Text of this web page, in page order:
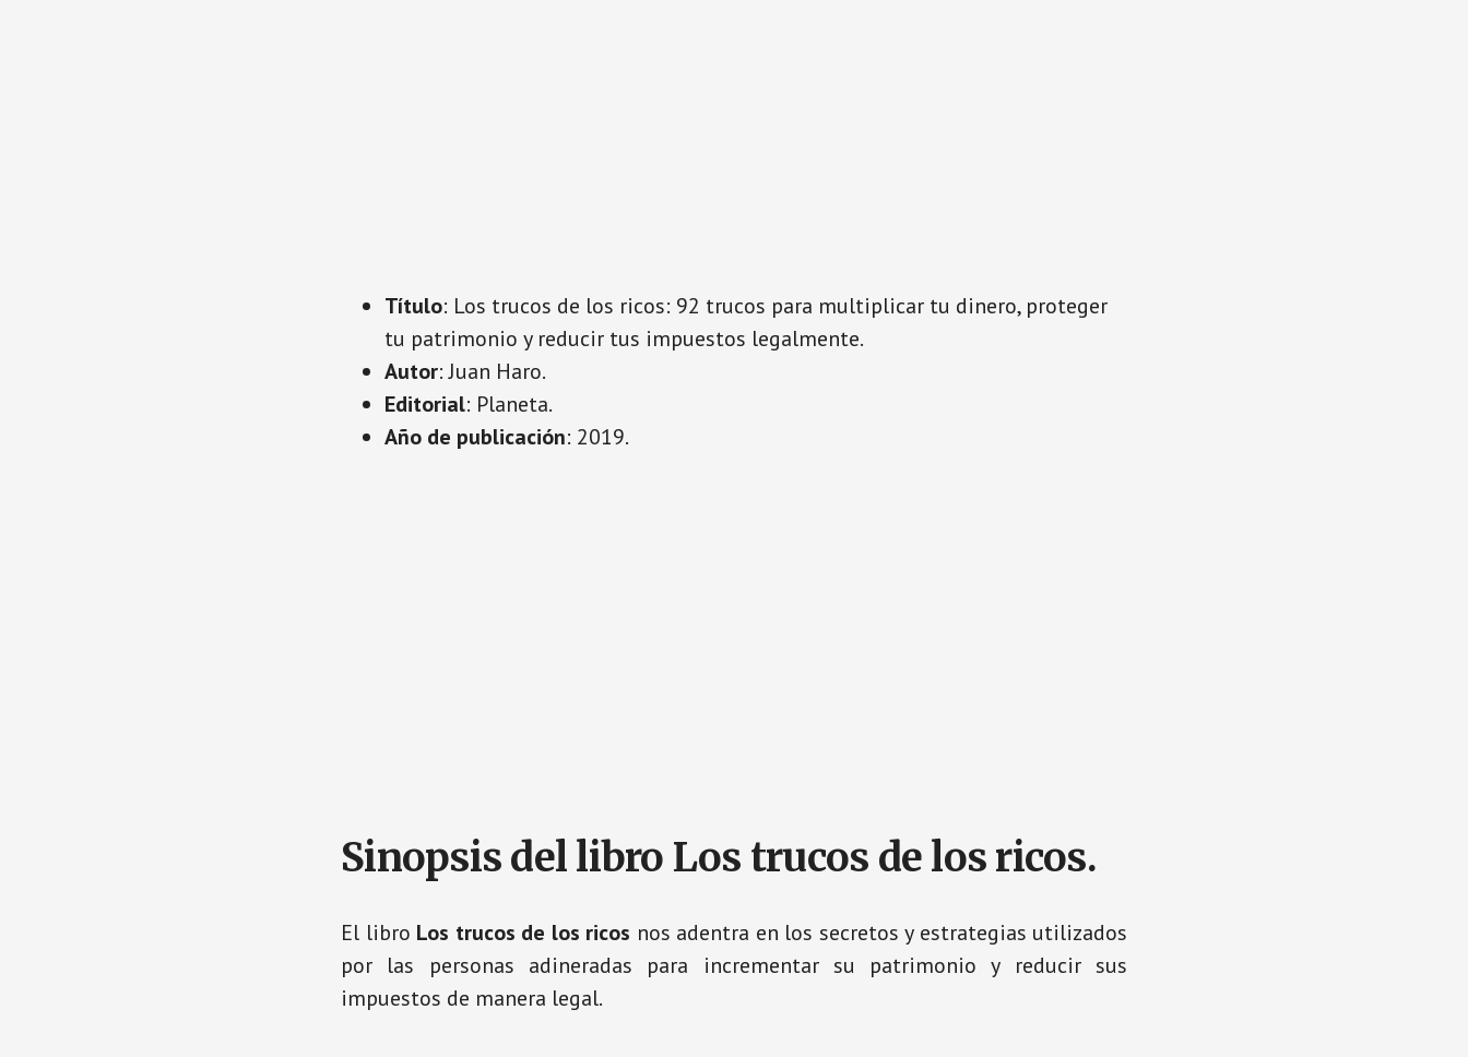
Título: Los trucos de los ricos: 92 trucos para multiplicar tu dinero, proteger
tu patrimonio y reducir tus impuestos legalmente.
Autor: Juan Haro.
Editorial: Planeta.
Año de publicación: 2019.
Sinopsis del libro Los trucos de los ricos.
El libro Los trucos de los ricos nos adentra en los secretos y estrategias utilizados
por las personas adineradas para incrementar su patrimonio y reducir sus
impuestos de manera legal.